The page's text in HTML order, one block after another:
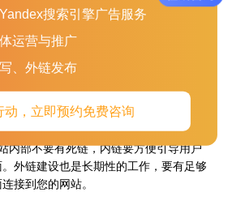
识，也越容易获得排名。
的网站。手机、平板成为越来越多用
您的外贸网站必须在每一个页面做好
标题、关键词、描述等。
部不要有死链，内链要方便引导用户
外链建设也是长期性的工作，要有足够
接到您的网站。
搜索引擎广告服务
运营与推广
、外链发布
动，立即预约免费咨询